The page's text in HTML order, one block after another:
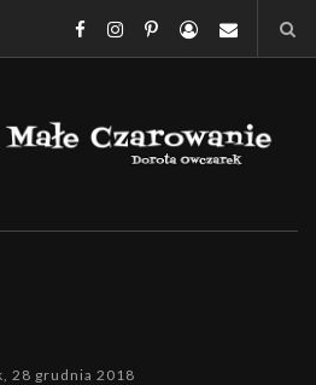
28 grudnia 2018